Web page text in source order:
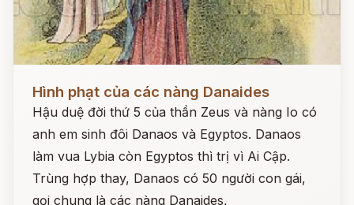
Hình phạt của các nàng Danaides
Hậu duệ đời thứ 5 của thần Zeus và nàng Io có
anh em sinh đôi Danaos và Egyptos. Danaos
làm vua Lybia còn Egyptos thì trị vì Ai Cập.
Trùng hợp thay, Danaos có 50 người con gái,
gọi chung là các nàng Danaides,